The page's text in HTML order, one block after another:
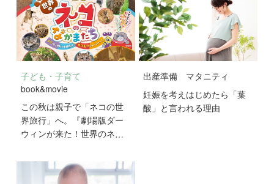
子ども・子育て
book&movie
この秋は親子で「ネコの世
界旅行」へ。『劇場版ダー
ウィンが来た！世界のネコ
公開！
出産準備
マタニティ
妊娠を考えはじめたら「葉
酸」と言われる理由